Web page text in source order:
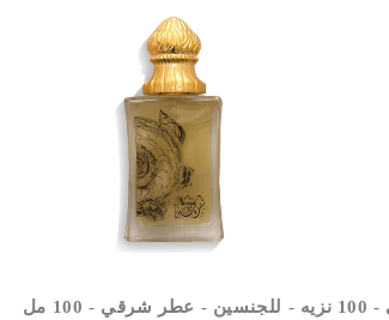
معطر ذهب - نسائي - عطر غربي - 100 نزيه - للجنسين - عطر شرقي - 100 مل